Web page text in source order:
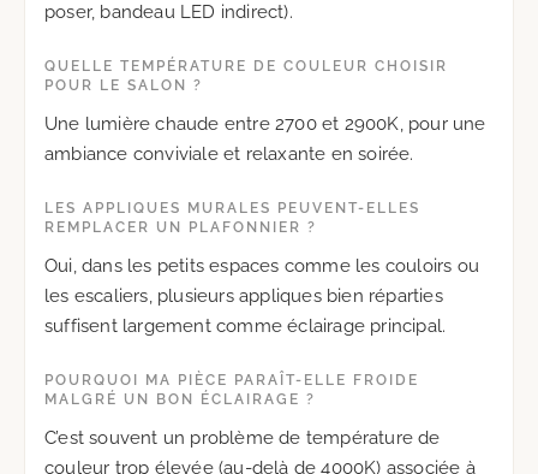
poser, bandeau LED indirect).
QUELLE TEMPÉRATURE DE COULEUR CHOISIR
POUR LE SALON ?
Une lumière chaude entre 2700 et 2900K, pour une
ambiance conviviale et relaxante en soirée.
LES APPLIQUES MURALES PEUVENT-ELLES
REMPLACER UN PLAFONNIER ?
Oui, dans les petits espaces comme les couloirs ou
les escaliers, plusieurs appliques bien réparties
suffisent largement comme éclairage principal.
POURQUOI MA PIÈCE PARAÎT-ELLE FROIDE
MALGRÉ UN BON ÉCLAIRAGE ?
C’est souvent un problème de température de
couleur trop élevée (au-delà de 4000K) associée à